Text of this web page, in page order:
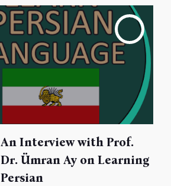
An Interview with Prof.
Dr. Ümran Ay on Learning
Persian